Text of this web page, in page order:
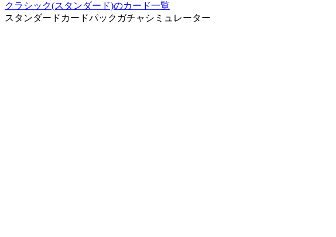
クラシック(スタンダード)のカード一覧
スタンダードカードパックガチャシミュレーター